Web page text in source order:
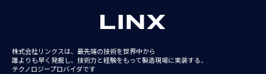
株式会社リンクスは、最先端の技術を世界中から
誰よりも早く発掘し、技術力と経験をもって製造現場に実装する、
テクノロジープロバイダです